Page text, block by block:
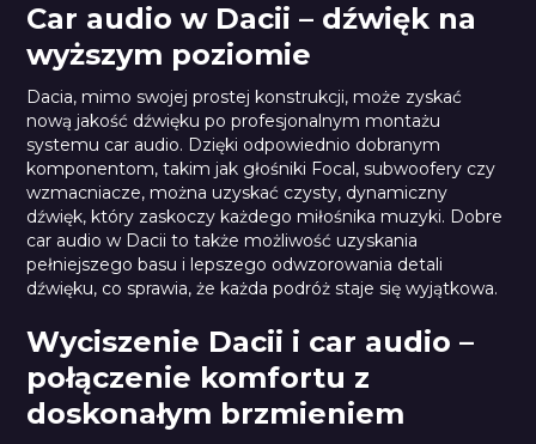
Car audio w Dacii – dźwięk na
wyższym poziomie
Dacia, mimo swojej prostej konstrukcji, może zyskać
nową jakość dźwięku po profesjonalnym montażu
systemu car audio. Dzięki odpowiednio dobranym
komponentom, takim jak głośniki Focal, subwoofery czy
wzmacniacze, można uzyskać czysty, dynamiczny
dźwięk, który zaskoczy każdego miłośnika muzyki. Dobre
car audio w Dacii to także możliwość uzyskania
pełniejszego basu i lepszego odwzorowania detali
dźwięku, co sprawia, że każda podróż staje się wyjątkowa.
Wyciszenie Dacii i car audio –
połączenie komfortu z
doskonałym brzmieniem